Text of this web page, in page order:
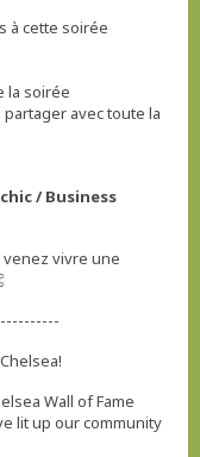
à cette soirée
la soirée
avec toute la
/ Business
venez vivre une
Wall of Fame
lit up our community